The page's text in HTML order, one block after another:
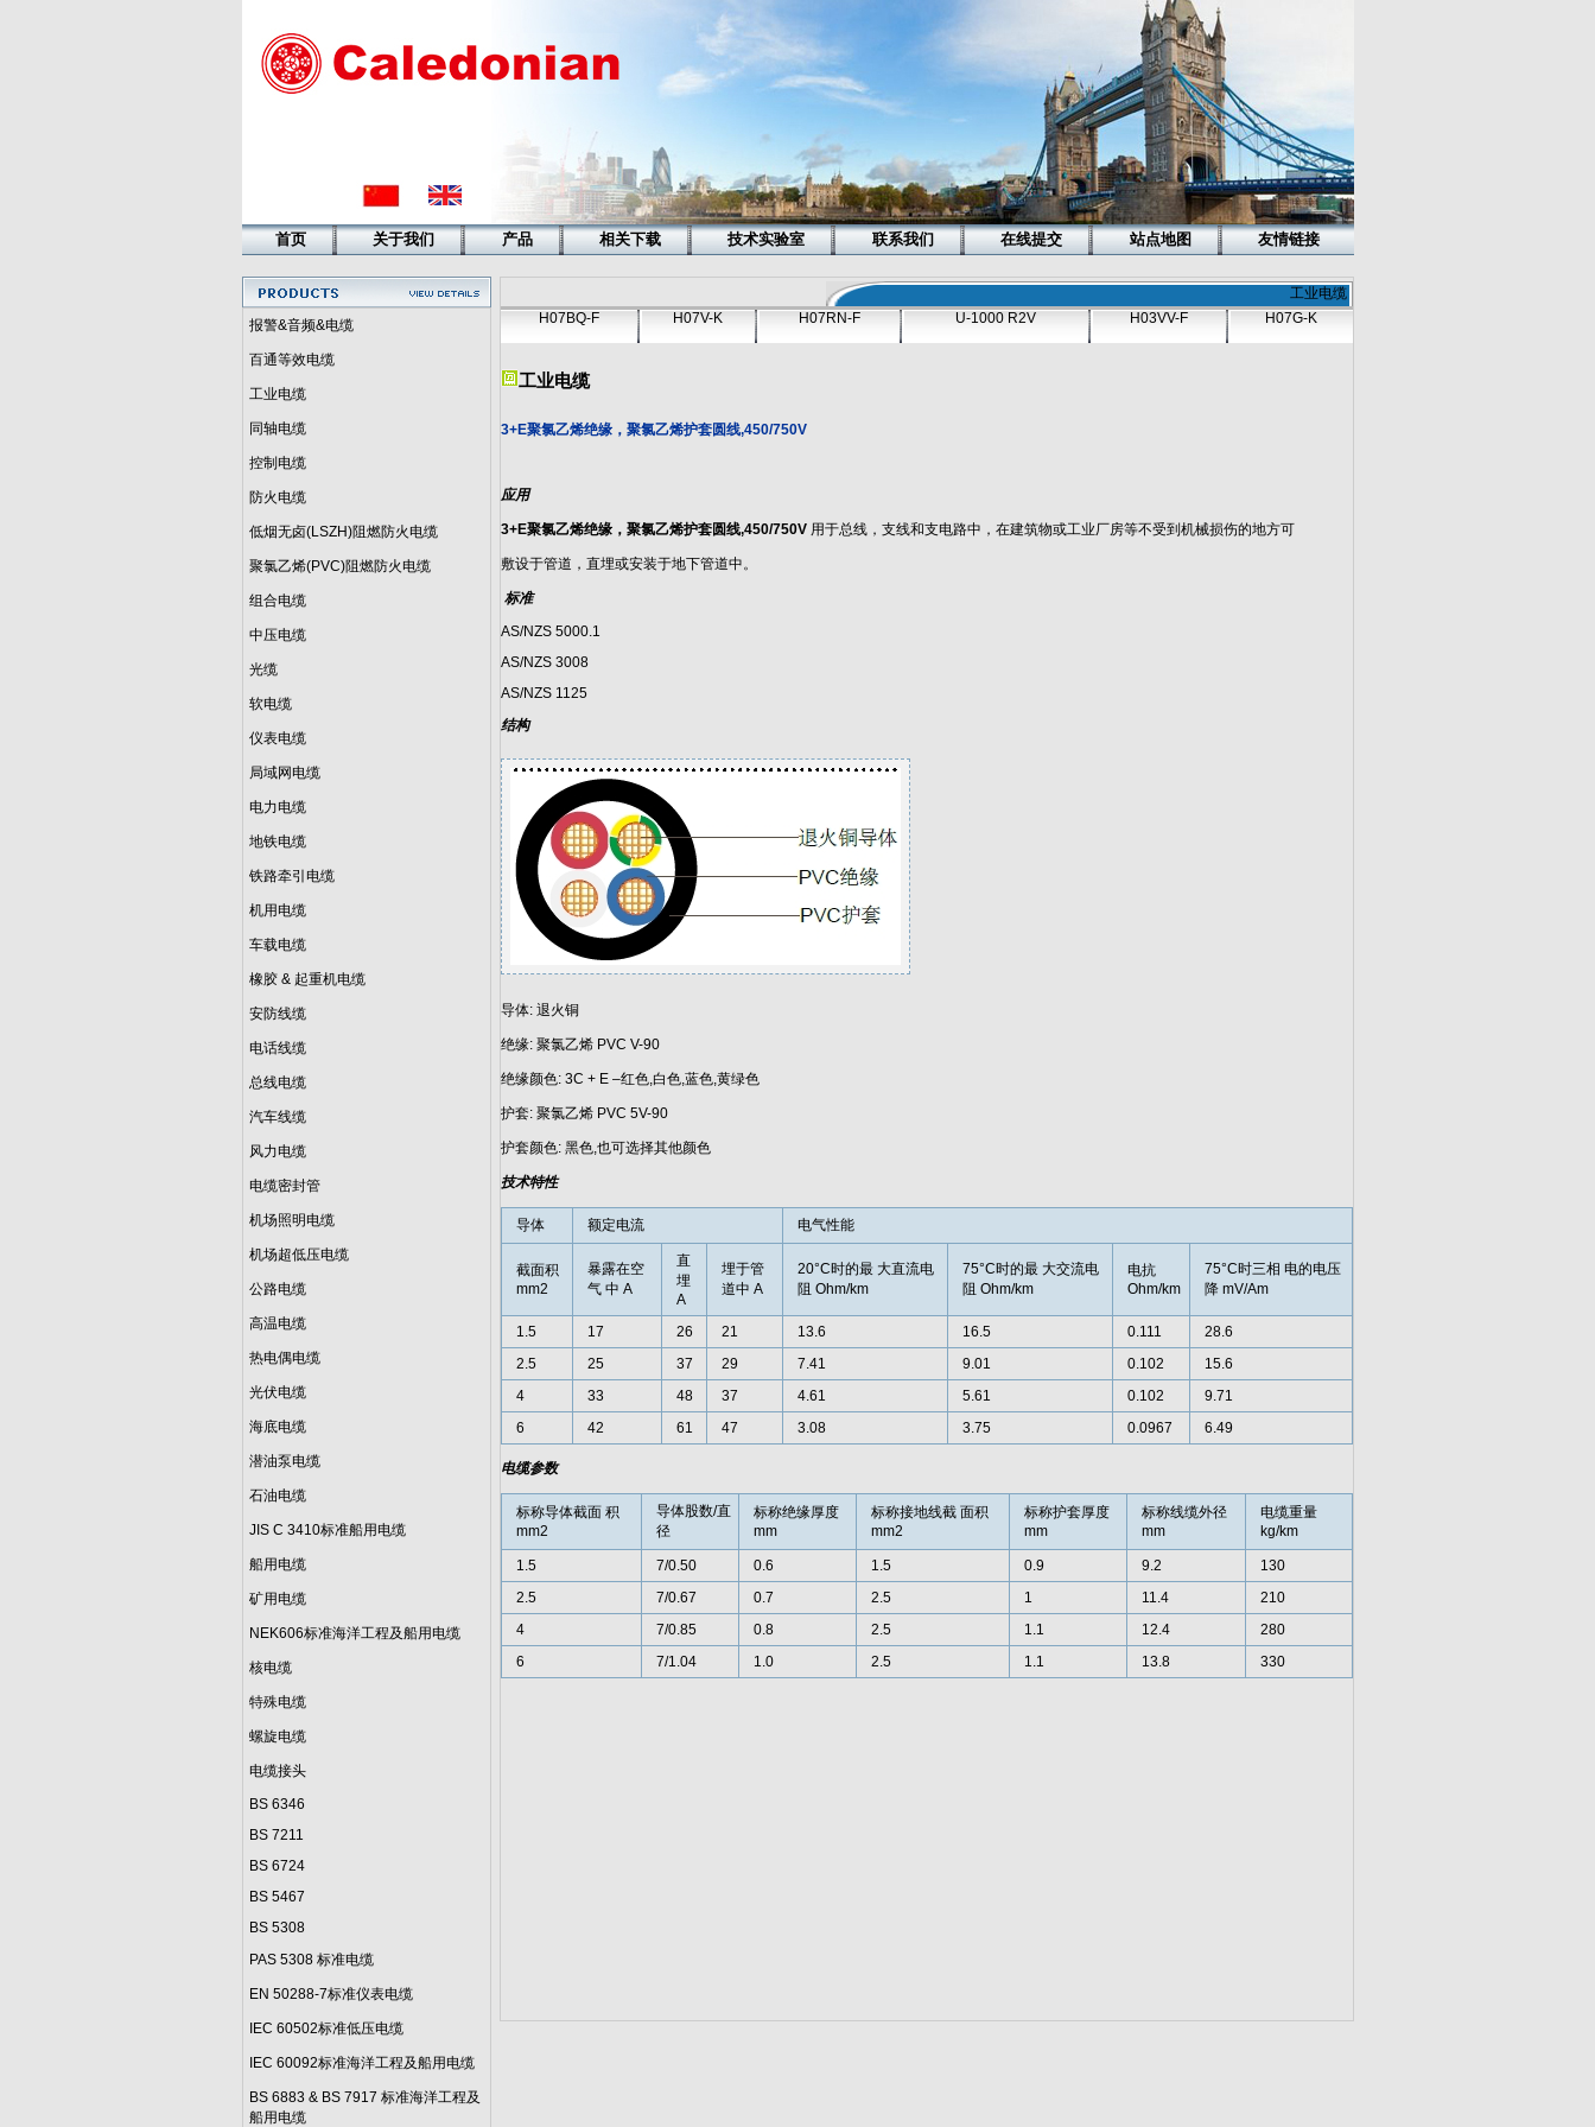
首页 关于我们 产品 相关下载 技术实验室 联系我们 在线提交 站点地图 友情链接
报警&音频&电缆
百通等效电缆
工业电缆
同轴电缆
控制电缆
防火电缆
低烟无卤(LSZH)阻燃防火电缆
聚氯乙烯(PVC)阻燃防火电缆
组合电缆
中压电缆
光缆
软电缆
仪表电缆
局域网电缆
电力电缆
地铁电缆
铁路牵引电缆
机用电缆
车载电缆
橡胶 & 起重机电缆
安防线缆
电话线缆
总线电缆
汽车线缆
风力电缆
电缆密封管
机场照明电缆
机场超低压电缆
公路电缆
高温电缆
热电偶电缆
光伏电缆
海底电缆
潜油泵电缆
石油电缆
JIS C 3410标准船用电缆
船用电缆
矿用电缆
NEK606标准海洋工程及船用电缆
核电缆
特殊电缆
螺旋电缆
电缆接头
BS 6346
BS 7211
BS 6724
BS 5467
BS 5308
PAS 5308 标准电缆
EN 50288-7标准仪表电缆
IEC 60502标准低压电缆
IEC 60092标准海洋工程及船用电缆
BS 6883 & BS 7917 标准海洋工程及
船用电缆
工业电缆
H07BQ-F
H07V-K H07RN-F U-1000 R2V H03VV-F H07G-K
工业电缆
3+E聚氯乙烯绝缘，聚氯乙烯护套圆线,450/750V
应用
3+E聚氯乙烯绝缘，聚氯乙烯护套圆线,450/750V 用于总线，支线和支电路中，在建筑物或工业厂房等不受到机械损伤的地方可
敷设于管道，直埋或安装于地下管道中。
标准
AS/NZS 5000.1
AS/NZS 3008
AS/NZS 1125
结构
导体: 退火铜
绝缘: 聚氯乙烯 PVC V-90
绝缘颜色: 3C + E –红色,白色,蓝色,黄绿色
护套: 聚氯乙烯 PVC 5V-90
护套颜色: 黑色,也可选择其他颜色
技术特性
导体 额定电流 电气性能
截面积
mm2
暴露在空
气 中 A
直
埋
A
埋于管
道中 A
20°C时的最 大直流电
阻 Ohm/km
75°C时的最 大交流电
阻 Ohm/km
电抗
Ohm/km
75°C时三相 电的电压
降 mV/Am
1.5 17 26 21 13.6 16.5 0.111
28.6
2.5
25 37 29 7.41 9.01 0.102
15.6
4
33 48 37 4.61 5.61 0.102
9.71
6
42 61 47 3.08 3.75 0.0967 6.49
电缆参数
标称导体截面 积
mm2
导体股数/直
径
标称绝缘厚度
mm
标称接地线截 面积
mm2
标称护套厚度
mm
标称线缆外径
mm
电缆重量
kg/km
1.5 7/0.50 0.6 1.5 0.9 9.2
130
2.5
7/0.67 0.7 2.5 1 11.4
210
4
7/0.85 0.8 2.5 1.1 12.4
280
6
7/1.04 1.0 2.5 1.1 13.8 330